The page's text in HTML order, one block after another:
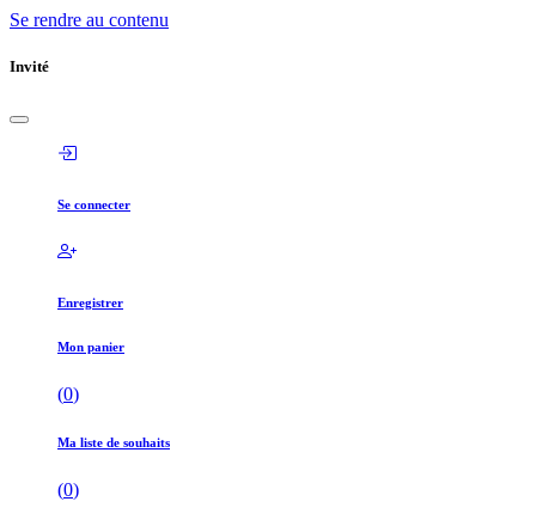
Se rendre au contenu
Invité
Se connecter
Enregistrer
Mon panier
(0)
Ma liste de souhaits
(0)